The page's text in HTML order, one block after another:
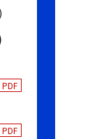
PDF
PDF